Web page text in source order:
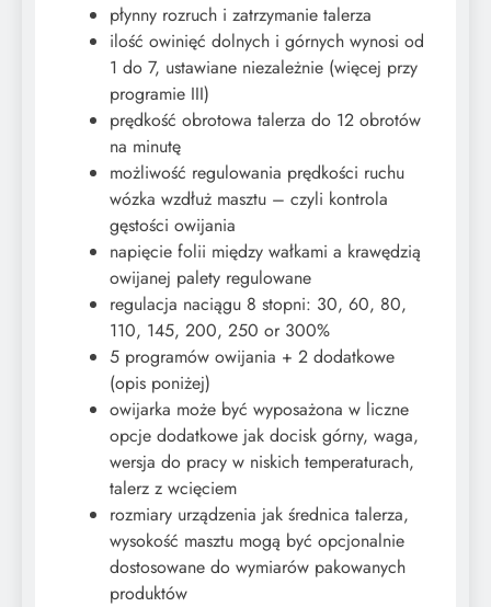
płynny rozruch i zatrzymanie talerza
ilość owinięć dolnych i górnych wynosi od
1 do 7, ustawiane niezależnie (więcej przy
programie III)
prędkość obrotowa talerza do 12 obrotów
na minutę
możliwość regulowania prędkości ruchu
wózka wzdłuż masztu – czyli kontrola
gęstości owijania
napięcie folii między wałkami a krawędzią
owijanej palety regulowane
regulacja naciągu 8 stopni: 30, 60, 80,
110, 145, 200, 250 or 300%
​5 programów owijania + 2 dodatkowe
(opis poniżej)
owijarka może być wyposażona w liczne
opcje dodatkowe jak docisk górny, waga,
wersja do pracy w niskich temperaturach,
talerz z wcięciem
rozmiary urządzenia jak średnica talerza,
wysokość masztu mogą być opcjonalnie
dostosowane do wymiarów pakowanych
produktów​